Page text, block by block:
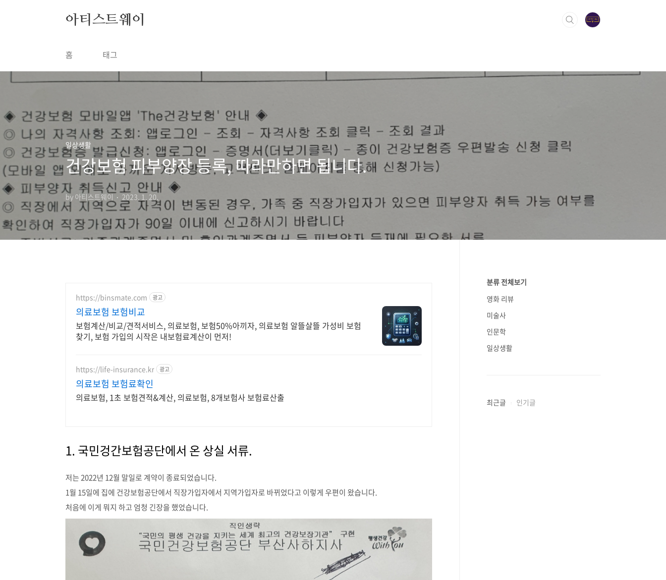
아티스트웨이
홈 태그
일상생활
건강보험 피부양장 등록, 따라만하면 됩니다.
by 아티스트웨이 2023. 1. 20.
https://binsmate.com 광고
의료보험 보험비교
보험계산/비교/견적서비스, 의료보험, 보험50%아끼자, 의료보험 알뜰살뜰 가성비 보험
찾기, 보험 가입의 시작은 내보험료계산이 먼저!
https://life-insurance.kr 광고
의료보험 보험료확인
의료보험, 1초 보험견적&계산, 의료보험, 8개보험사 보험료산출
1. 국민겅간보험공단에서 온 상실 서류.
저는 2022년 12월 말일로 계약이 종료되었습니다.
1월 15일에 집에 건강보험공단에서 직장가입자에서 지역가입자로 바뀌었다고 이렇게 우편이 왔습니다.
처음에 이게 뭐지 하고 엄청 긴장을 했었습니다.
분류 전체보기
영화 리뷰
미술사
인문학
일상생활
최근글 인기글